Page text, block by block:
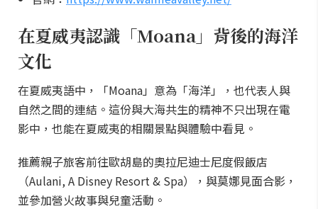
在夏威夷認識「Moana」背後的海洋
文化
在夏威夷語中，「Moana」意為「海洋」，也代表人與
自然之間的連結。這份與大海共生的精神不只出現在電
影中，也能在夏威夷的相關景點與體驗中看見。
推薦親子旅客前往歐胡島的奧拉尼迪士尼度假飯店
（Aulani, A Disney Resort & Spa），與莫娜見面合影，
並參加營火故事與兒童活動。